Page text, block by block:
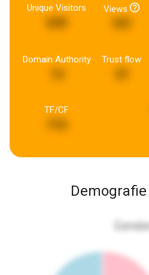
Unique Visitors Views
Domain Authority Trust flow
TF/CF